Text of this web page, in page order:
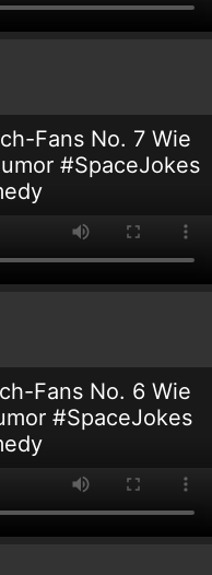
Fans No. 7 Wie
#SpaceJokes
Fans No. 6 Wie
#SpaceJokes